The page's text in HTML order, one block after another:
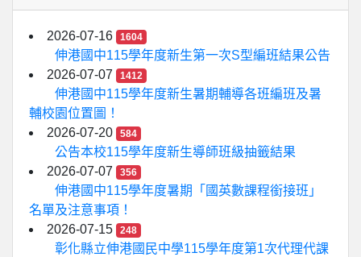
2026-07-16 1604
伸港國中115學年度新生第一次S型編班結果公告
2026-07-07
1412
伸港國中115學年度新生暑期輔導各班編班及暑
輔校園位置圖！
2026-07-20
584
公告本校115學年度新生導師班級抽籤結果
2026-07-07
356
伸港國中115學年度暑期「國英數課程銜接班」
名單及注意事項！
2026-07-15
248
彰化縣立伸港國民中學115學年度第1次代理代課